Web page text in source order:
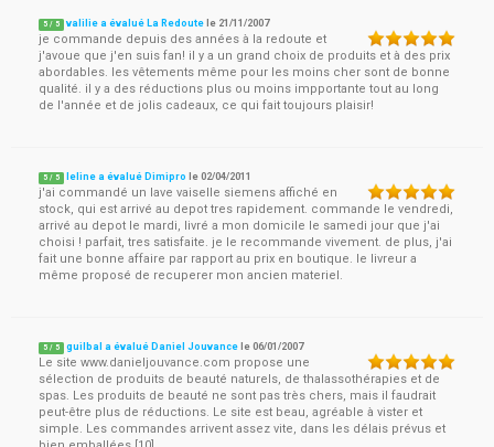
5 / 5 valilie a évalué La Redoute le 21/11/2007
je commande depuis des années à la redoute et
j'avoue que j'en suis fan! il y a un grand choix de produits et à des prix
abordables. les vêtements même pour les moins cher sont de bonne
qualité. il y a des réductions plus ou moins impportante tout au long
de l'année et de jolis cadeaux, ce qui fait toujours plaisir!
5 / 5 leline a évalué Dimipro le02/04/2011
j'ai commandé un lave vaiselle siemens affiché en
stock, qui est arrivé au depot tres rapidement. commande le vendredi,
arrivé au depot le mardi, livré a mon domicile le samedi jour que j'ai
choisi ! parfait, tres satisfaite. je le recommande vivement. de plus, j'ai
fait une bonne affaire par rapport au prix en boutique. le livreur a
même proposé de recuperer mon ancien materiel.
5 / 5 guilbal a évalué Daniel Jouvance le06/01/2007
Le site www.danieljouvance.com propose une
sélection de produits de beauté naturels, de thalassothérapies et de
spas. Les produits de beauté ne sont pas très chers, mais il faudrait
peut-être plus de réductions. Le site est beau, agréable à vister et
simple. Les commandes arrivent assez vite, dans les délais prévus et